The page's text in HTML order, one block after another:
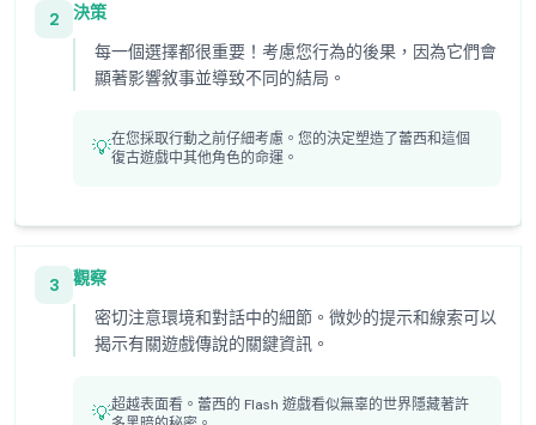
2
決策
每一個選擇都很重要！考慮您行為的後果，因為它們會
顯著影響敘事並導致不同的結局。
💡在您採取行動之前仔細考慮。您的決定塑造了蕾西和這個
復古遊戲中其他角色的命運。
3
觀察
密切注意環境和對話中的細節。微妙的提示和線索可以
揭示有關遊戲傳說的關鍵資訊。
💡超越表面看。蕾西的 Flash 遊戲看似無辜的世界隱藏著許